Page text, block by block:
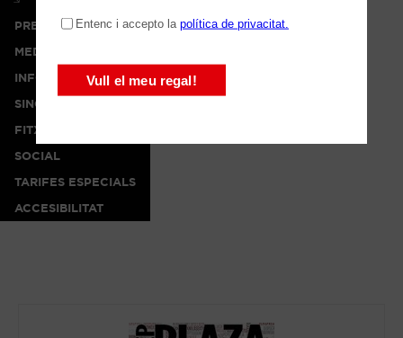
PREMSA
MEDIA
INFO
SINOPSI
FITXA ARTÍSTICA
SOCIAL
TARIFES ESPECIALS
ACCESIBILITAT